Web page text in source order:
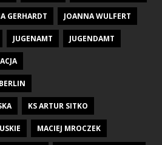
GERHARDT JOANNA WULFERT
JUGENAMT JUGENDAMT
KS ARTUR SITKO
MACIEJ MROCZEK